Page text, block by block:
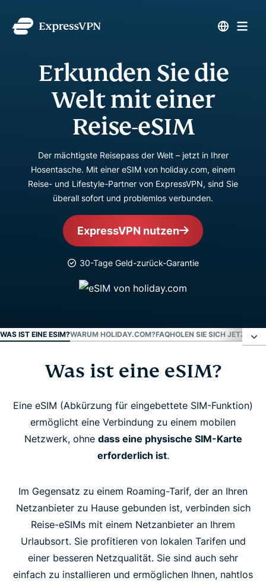
Erkunden Sie die
Welt mit einer
Reise-eSIM
Der mächtigste Reisepass der Welt – jetzt in Ihrer
Hosentasche. Mit einer eSIM von holiday.com, einem
Reise- und Lifestyle-Partner von ExpressVPN, sind Sie
überall sofort und problemlos verbunden.
ExpressVPN nutzen
30-Tage Geld-zurück-Garantie
WAS IST EINE ESIM?WARUM HOLIDAY.COM?FAQHOLEN SIE SICH JETZT
Was ist eine eSIM?
Warum holiday.com?
FAQ
Was ist eine eSIM?
Eine eSIM (Abkürzung für eingebettete SIM-Funktion)
ermöglicht eine Verbindung zu einem mobilen
Netzwerk, ohne dass eine physische SIM-Karte
erforderlich ist.
Im Gegensatz zu einem Roaming-Tarif, der an Ihren
Netzanbieter zu Hause gebunden ist, verbinden sich
Reise-eSIMs mit einem Netzanbieter an Ihrem
Urlaubsort. Sie profitieren von lokalen Tarifen und
einer besseren Netzqualität. Sie sind auch sehr
einfach zu installieren und ermöglichen Ihnen, nahtlos